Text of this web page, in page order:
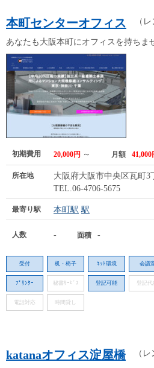
本町センターオフィス （レ
あなたも大阪本町にオフィスを持ちま
初期費用 20,000円 ～ 月額 41,000
所在地
大阪府大阪市中央区瓦町
TEL.06-4706-5675
最寄り駅 本町駅 駅
人数 - 面積 -
受付 机・椅子 ﾈｯﾄ環境 会議
ﾌﾟﾘﾝﾀｰ 秘書ｻｰﾋﾞｽ 登記可能 登記代
電話対応 時間貸し
katanaオフィス淀屋橋 （レ